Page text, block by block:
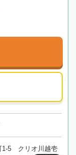
1-5 クリオ川越壱